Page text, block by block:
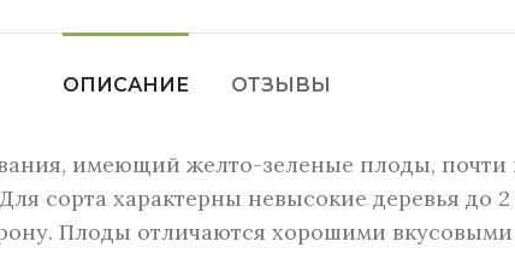
ОПИСАНИЕ ОТЗЫВЫ
имеющий желто-зеленые плоды,
сорта характерны невысокие деревья до
Плоды отличаются хорошими вкусовыми